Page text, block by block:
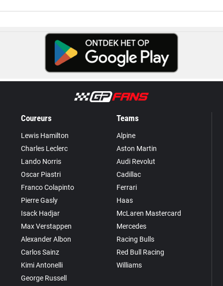
Coureurs
Lewis Hamilton
Charles Leclerc
Lando Norris
Oscar Piastri
Franco Colapinto
Pierre Gasly
Isack Hadjar
Max Verstappen
Alexander Albon
Carlos Sainz
Kimi Antonelli
George Russell
Teams
Alpine
Aston Martin
Audi Revolut
Cadillac
Ferrari
Haas
McLaren Mastercard
Mercedes
Racing Bulls
Red Bull Racing
Williams